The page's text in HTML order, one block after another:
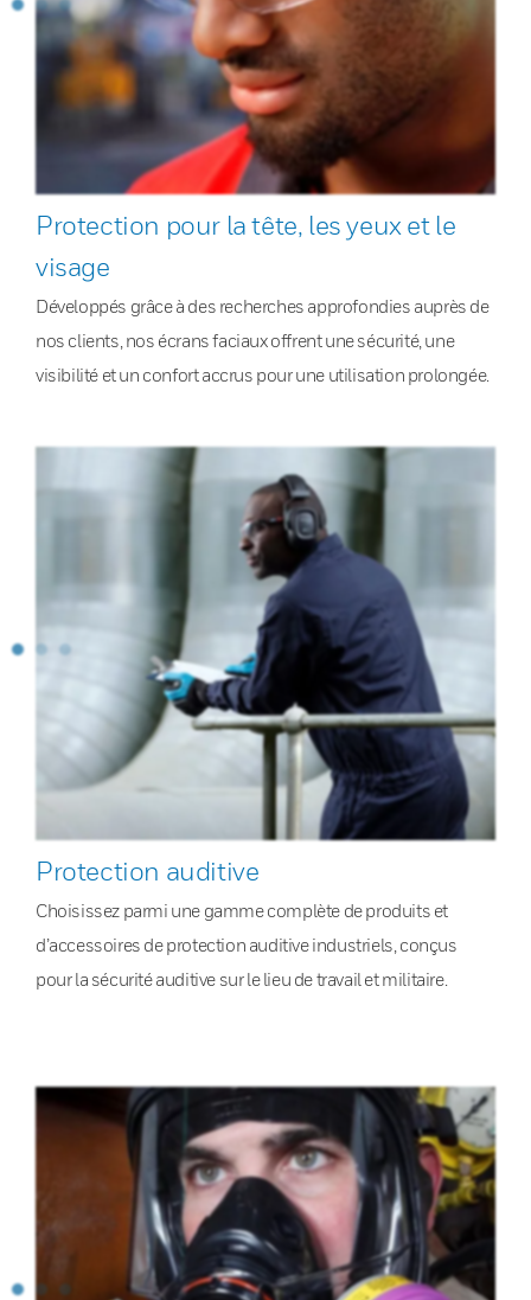
Protection pour la tête, les yeux et le
visage
Développés grâce à des recherches approfondies auprès de
nos clients, nos écrans faciaux offrent une sécurité, une
visibilité et un confort accrus pour une utilisation prolongée.
Protection auditive
Choisissez parmi une gamme complète de produits et
d’accessoires de protection auditive industriels, conçus
pour la sécurité auditive sur le lieu de travail et militaire.